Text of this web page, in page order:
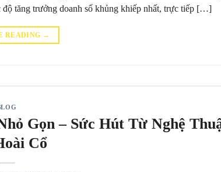
tăng trưởng doanh số khủng khiếp nhất, trực tiếp […]
READING →
Gọn – Sức Hút Từ Nghệ
Cổ